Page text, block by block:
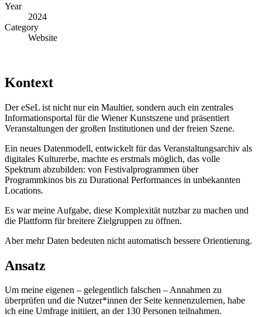
Year
2024
Category
Website
Kontext
Der eSeL ist nicht nur ein Maultier, sondern auch ein zentrales
Informationsportal für die Wiener Kunstszene und präsentiert
Veranstaltungen der großen Institutionen und der freien Szene.
Ein neues Datenmodell, entwickelt für das Veranstaltungsarchiv als
digitales Kulturerbe, machte es erstmals möglich, das volle
Spektrum abzubilden: von Festivalprogrammen über
Programmkinos bis zu Durational Performances in unbekannten
Locations.
Es war meine Aufgabe, diese Komplexität nutzbar zu machen und
die Plattform für breitere Zielgruppen zu öffnen.
Aber mehr Daten bedeuten nicht automatisch bessere Orientierung.
Ansatz
Um meine eigenen – gelegentlich falschen – Annahmen zu
überprüfen und die Nutzer*innen der Seite kennenzulernen, habe
ich eine Umfrage initiiert, an der 130 Personen teilnahmen.